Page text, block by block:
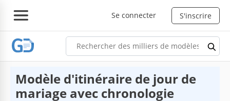
Se connecter S'inscrire
Modèle d'itinéraire de jour de
mariage avec chronologie